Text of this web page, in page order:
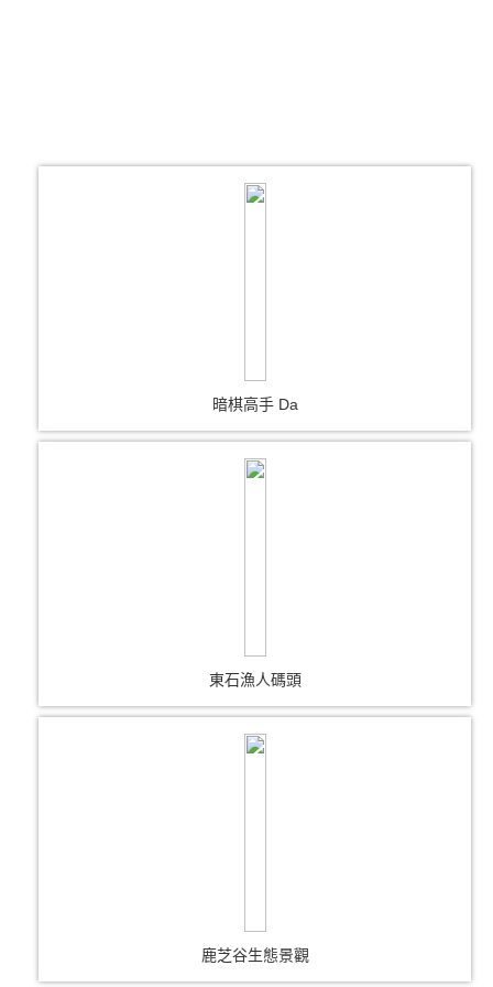
暗棋高手 Da
東石漁人碼頭
鹿芝谷生態景觀